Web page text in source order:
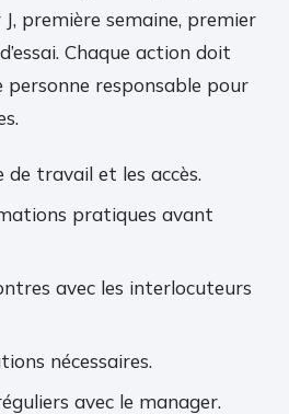
J, première semaine, premier
Chaque action doit
responsable pour
travail et les accès.
pratiques avant
avec les interlocuteurs
nécessaires.
avec le manager.